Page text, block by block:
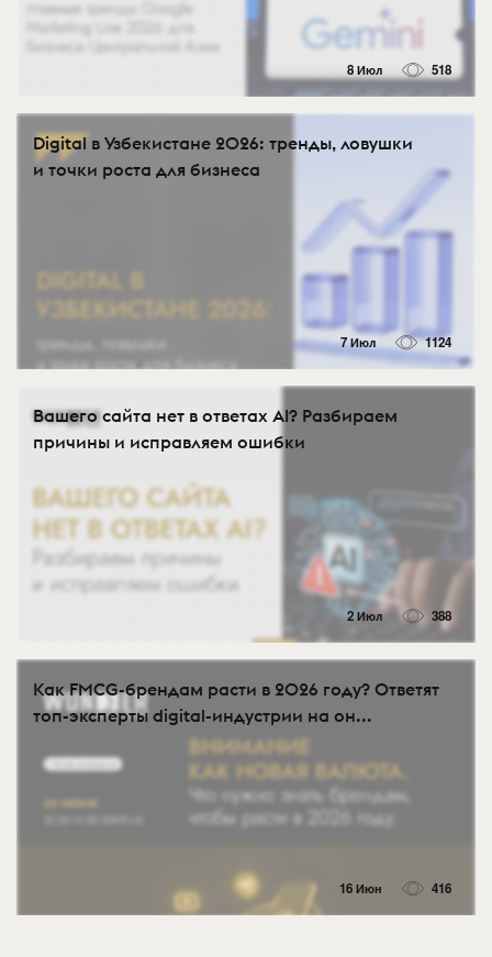
8 Июл 518
Digital в Узбекистане 2026: тренды, ловушки
и точки роста для бизнеса
7 Июл 1124
Вашего сайта нет в ответах AI? Разбираем
причины и исправляем ошибки
2 Июл 388
Как FMCG-брендам расти в 2026 году? Ответят
топ-эксперты digital-индустрии на он...
16 Июн 416